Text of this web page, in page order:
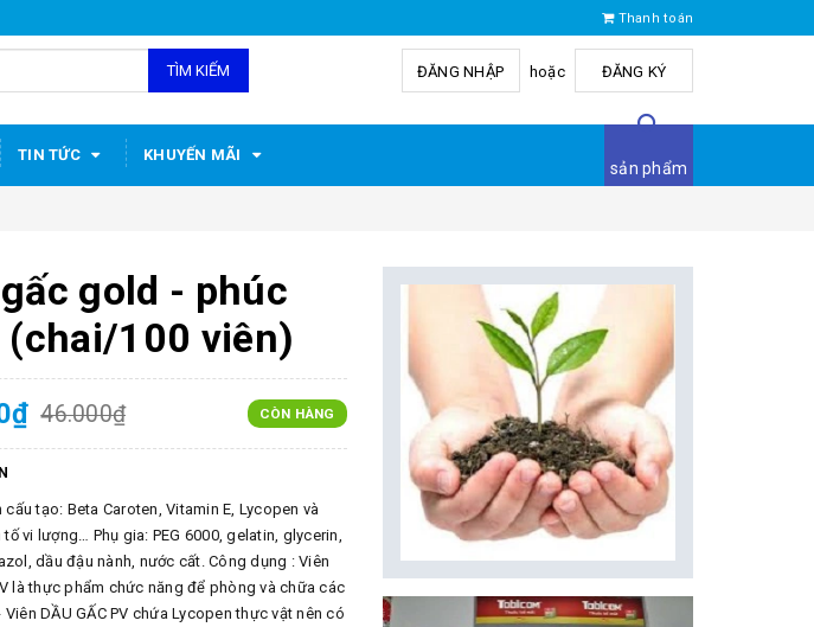
Thanh toán
TÌM KIẾM ĐĂNG NHẬP hoặc ĐĂNG KÝ
TIN TỨC KHUYẾN MÃI
sản phẩm
gold - phúc
(chai/100 viên)
46.000₫ CÒN HÀNG
cấu tạo: Beta Caroten, Vitamin E, Lycopen và
vi lượng… Phụ gia: PEG 6000, gelatin, glycerin,
dầu đậu nành, nước cất. Công dụng : Viên
là thực phẩm chức năng để phòng và chữa các
Viên DẦU GẤC PV chứa Lycopen thực vật nên có